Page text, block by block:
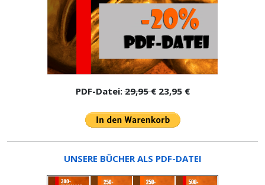
PDF-Datei:29,95 €23,95 €
UNSERE BÜCHER ALS PDF-DATEI